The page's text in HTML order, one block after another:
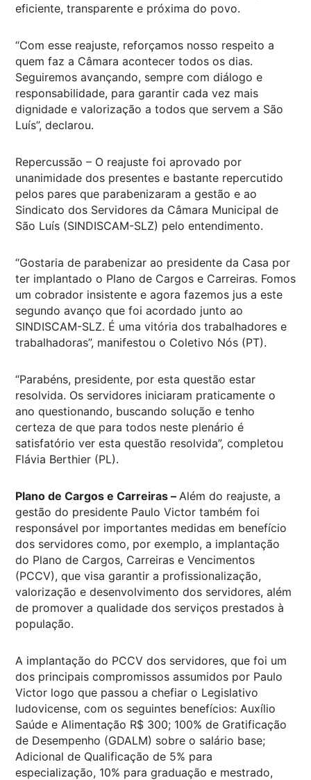
eficiente, transparente e próxima do povo.
“Com esse reajuste, reforçamos nosso respeito a
quem faz a Câmara acontecer todos os dias.
Seguiremos avançando, sempre com diálogo e
responsabilidade, para garantir cada vez mais
dignidade e valorização a todos que servem a São
Luís”, declarou.
Repercussão – O reajuste foi aprovado por
unanimidade dos presentes e bastante repercutido
pelos pares que parabenizaram a gestão e ao
Sindicato dos Servidores da Câmara Municipal de
São Luís (SINDISCAM-SLZ) pelo entendimento.
“Gostaria de parabenizar ao presidente da Casa por
ter implantado o Plano de Cargos e Carreiras. Fomos
um cobrador insistente e agora fazemos jus a este
segundo avanço que foi acordado junto ao
SINDISCAM-SLZ. É uma vitória dos trabalhadores e
trabalhadoras”, manifestou o Coletivo Nós (PT).
“Parabéns, presidente, por esta questão estar
resolvida. Os servidores iniciaram praticamente o
ano questionando, buscando solução e tenho
certeza de que para todos neste plenário é
satisfatório ver esta questão resolvida”, completou
Flávia Berthier (PL).
Plano de Cargos e Carreiras – Além do reajuste, a
gestão do presidente Paulo Victor também foi
responsável por importantes medidas em benefício
dos servidores como, por exemplo, a implantação
do Plano de Cargos, Carreiras e Vencimentos
(PCCV), que visa garantir a profissionalização,
valorização e desenvolvimento dos servidores, além
de promover a qualidade dos serviços prestados à
população.
A implantação do PCCV dos servidores, que foi um
dos principais compromissos assumidos por Paulo
Victor logo que passou a chefiar o Legislativo
ludovicense, com os seguintes benefícios: Auxílio
Saúde e Alimentação R$ 300; 100% de Gratificação
de Desempenho (GDALM) sobre o salário base;
Adicional de Qualificação de 5% para
especialização, 10% para graduação e mestrado,